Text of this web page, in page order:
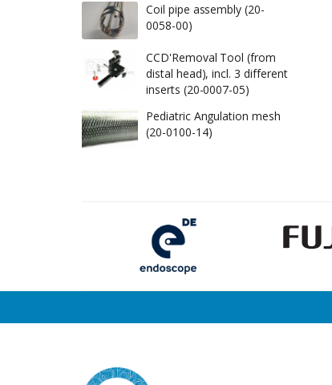
Coil pipe assembly (20-
0058-00)
CCD'Removal Tool (from
distal head), incl. 3 different
inserts (20-0007-05)
Pediatric Angulation mesh
(20-0100-14)